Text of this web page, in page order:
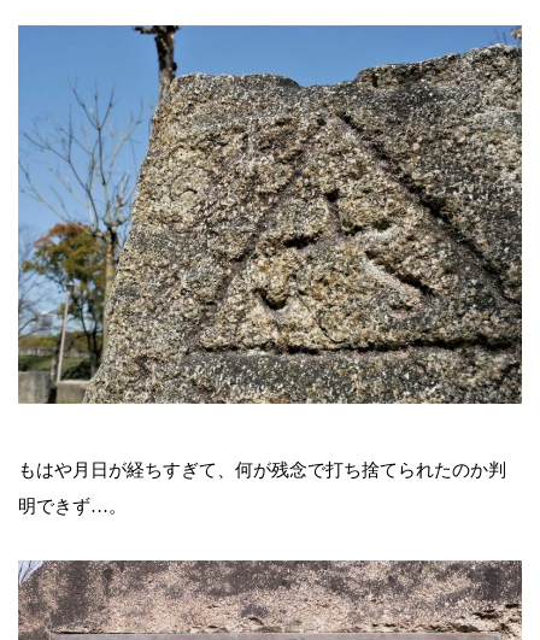
もはや月日が経ちすぎて、何が残念で打ち捨てられたのか判
明できず…。